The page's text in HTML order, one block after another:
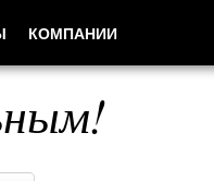
КОМПАНИИ